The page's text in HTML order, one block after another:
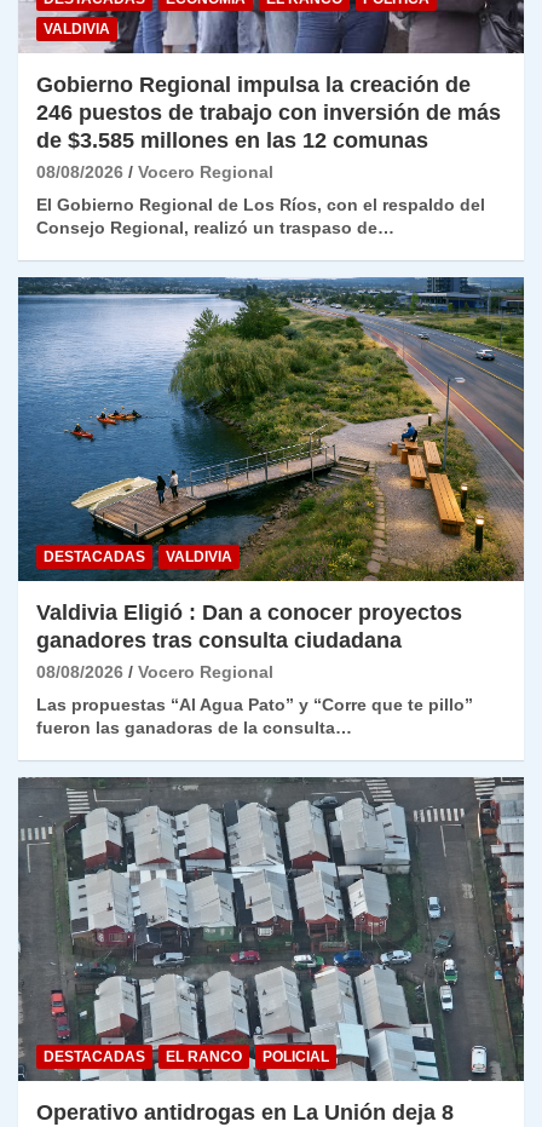
VALDIVIA
Gobierno Regional impulsa la creación de
246 puestos de trabajo con inversión de más
de $3.585 millones en las 12 comunas
08/08/2026
Vocero Regional
El Gobierno Regional de Los Ríos, con el respaldo del
Consejo Regional, realizó un traspaso de…
DESTACADAS VALDIVIA
Valdivia Eligió : Dan a conocer proyectos
ganadores tras consulta ciudadana
08/08/2026
Vocero Regional
Las propuestas “Al Agua Pato” y “Corre que te pillo”
fueron las ganadoras de la consulta…
DESTACADAS EL RANCO POLICIAL
Operativo antidrogas en La Unión deja 8